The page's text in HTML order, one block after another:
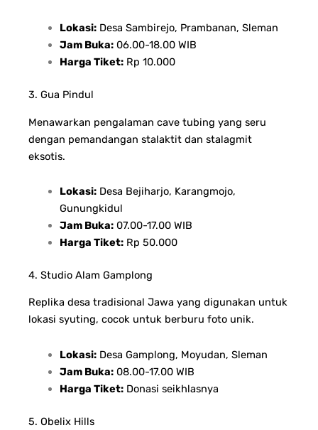
Lokasi:Desa Sambirejo, Prambanan, Sleman
Jam Buka:06.00-18.00 WIB
Harga Tiket:Rp 10.000
3. Gua Pindul
Menawarkan pengalaman cave tubing yang seru
dengan pemandangan stalaktit dan stalagmit
eksotis.
Lokasi:Desa Bejiharjo, Karangmojo,
Gunungkidul
Jam Buka:07.00-17.00 WIB
Harga Tiket:Rp 50.000
4. Studio Alam Gamplong
Replika desa tradisional Jawa yang digunakan untuk
lokasi syuting, cocok untuk berburu foto unik.
Lokasi:Desa Gamplong, Moyudan, Sleman
Jam Buka:08.00-17.00 WIB
Harga Tiket:Donasi seikhlasnya
5. Obelix Hills